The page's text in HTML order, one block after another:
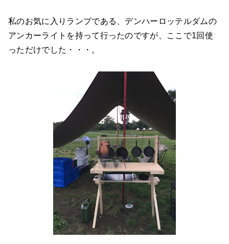
私のお気に入りランプである、デンハーロッテルダムの
アンカーライトを持って行ったのですが、ここで1回使
っただけでした・・・。